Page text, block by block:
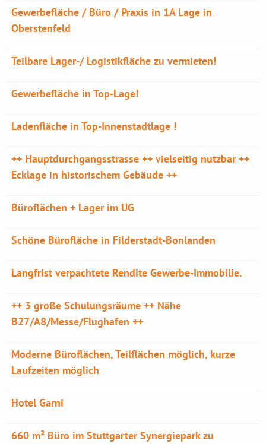
Gewerbefläche / Büro / Praxis in 1A Lage in
Oberstenfeld
Teilbare Lager-/ Logistikfläche zu vermieten!
Gewerbefläche in Top-Lage!
Ladenfläche in Top-Innenstadtlage !
++ Hauptdurchgangsstrasse ++ vielseitig nutzbar ++
Ecklage in historischem Gebäude ++
Büroflächen + Lager im UG
Schöne Bürofläche in Filderstadt-Bonlanden
Langfrist verpachtete Rendite Gewerbe-Immobilie.
++ 3 große Schulungsräume ++ Nähe
B27/A8/Messe/Flughafen ++
Moderne Büroflächen, Teilflächen möglich, kurze
Laufzeiten möglich
Hotel Garni
660 m² Büro im Stuttgarter Synergiepark zu